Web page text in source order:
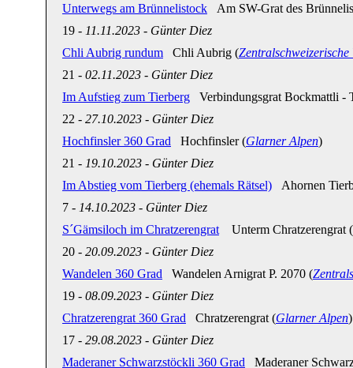
Unterwegs am Brünnelistock Am SW-Grat des
19 - 11.11.2023 - Günter Diez
Chli Aubrig rundum Chli Aubrig (Zentralschweizerische
21 - 02.11.2023 - Günter Diez
Im Aufstieg zum Tierberg Verbindungsgrat Bockmattli -
22 - 27.10.2023 - Günter Diez
Hochfinsler 360 Grad Hochfinsler (Glarner Alpen)
21 - 19.10.2023 - Günter Diez
Im Abstieg vom Tierberg (ehemals Rätsel) Ahornen
7 - 14.10.2023 - Günter Diez
S´Gämsiloch im Chratzerengrat Unterm Chratzerengrat (
20 - 20.09.2023 - Günter Diez
Wandelen 360 Grad Wandelen Arnigrat P. 2070 (
19 - 08.09.2023 - Günter Diez
Chratzerengrat 360 Grad Chratzerengrat (Glarner Alpen)
17 - 29.08.2023 - Günter Diez
Maderaner Schwarzstöckli 360 Grad Maderaner